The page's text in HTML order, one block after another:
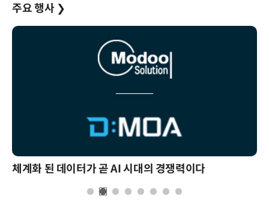
주요 행사 ❯
체계화 된 데이터가 곧 AI 시대의 경쟁력이다